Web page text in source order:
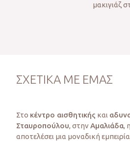
μακιγιάζ
ΣΧΕΤΙΚΑ ΜΕ ΕΜΑΣ
Στο κέντρο αισθητικής και
Σταυροπούλου, στην Αμαλιάδα,
αποτελέσει μια μοναδική